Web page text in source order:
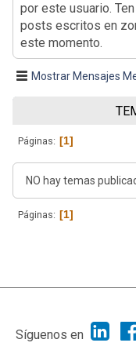
por este usuario.
posts escritos en
este momento.
Mostrar Mensajes
Páginas 1
NO hay temas
Páginas 1
Síguenos en